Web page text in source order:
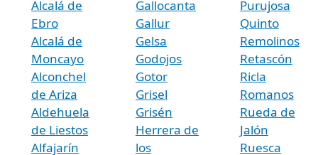
Alcalá de
Ebro
Alcalá de
Moncayo
Alconchel
de Ariza
Aldehuela
de Liestos
Alfajarín
Gallocanta
Gallur
Gelsa
Godojos
Gotor
Grisel
Grisén
Herrera de
los
Purujosa
Quinto
Remolinos
Retascón
Ricla
Romanos
Rueda de
Jalón
Ruesca